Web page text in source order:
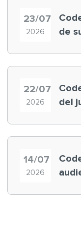
23/07
2026
de
22/07
2026
del
14/07
2026